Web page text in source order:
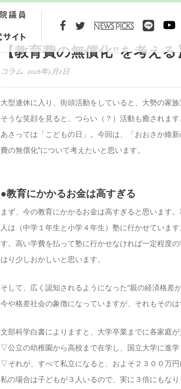
【教育費の無償化”を考える
コラム 2016年5月2日
大型連休に入り、街頭活動をしていると、大勢の家
そうな笑顔を見ると、つらい（？）活動も癒されます
あさっては「こどもの日」。今回は、「おおさか維
費の無償化”について考えたいと思います。
●教育にかかるお金は高すぎる
まず、今の教育にかかるお金は高すぎると思います
人は（中学１年生と小学４年生）塾に行かせていま
す。高い学費を払って塾に行かせなければ一定程度
はり少しおかしいと思います。
そして、広く認知されるようになった“親の経済格差
今や格差社会の象徴になっていますが、それもそのは
文部科学白書によりますと、大学卒業までに各家庭が
▽公立の幼稚園から高校まで在学し、国立大学に進学
▽それが、すべて私立になると、およそ２３００万円
私の場合は子どもが３人いるので、実に３倍にもなり